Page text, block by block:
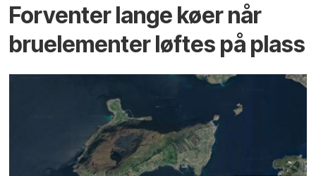
Forventer lange køer når
bru­elementer løftes på plass